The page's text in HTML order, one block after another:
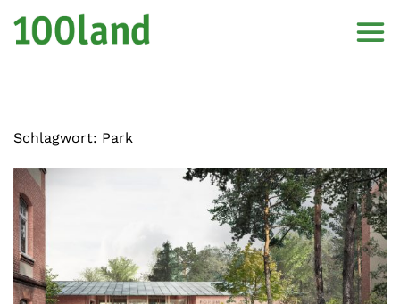
Schlagwort: Park